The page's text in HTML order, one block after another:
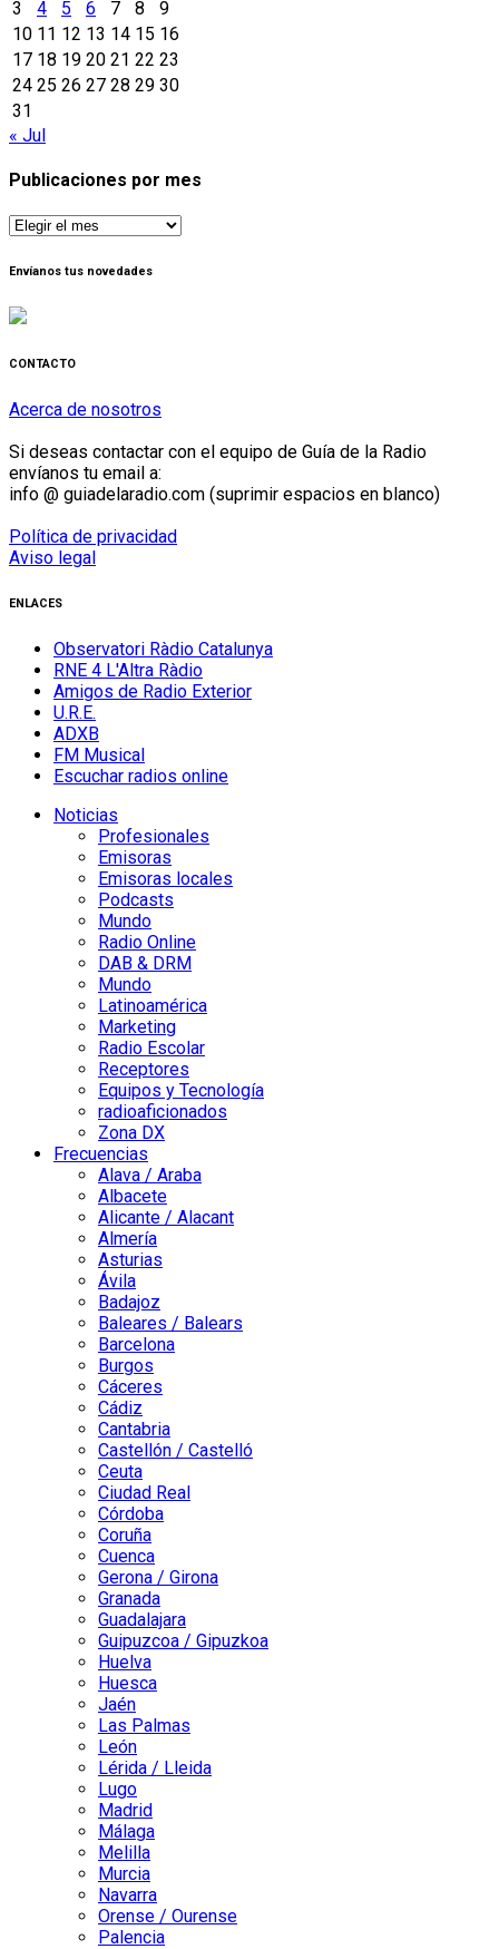
3
4 5 6 7 8
9
10 11 12 13 14 15 16
17 18 19 20 21 22 23
24 25 26 27 28 29 30
31
« Jul
Publicaciones por mes
Publicaciones
mes
Envíanos tus novedades
CONTACTO
Acerca de nosotros
Si deseas contactar con el equipo de Guía de la Radio
envíanos tu email a:
info @ guiadelaradio.com (suprimir espacios en blanco)
Política de privacidad
Aviso legal
ENLACES
Observatori Ràdio Catalunya
RNE 4 L'Altra Ràdio
Amigos de Radio Exterior
U.R.E.
ADXB
FM Musical
Escuchar radios online
Noticias
Profesionales
Emisoras
Emisoras locales
Podcasts
Mundo
Radio Online
DAB & DRM
Mundo
Latinoamérica
Marketing
Radio Escolar
Receptores
Equipos y Tecnología
radioaficionados
Zona DX
Frecuencias
Alava / Araba
Albacete
Alicante / Alacant
Almería
Asturias
Ávila
Badajoz
Baleares / Balears
Barcelona
Burgos
Cáceres
Cádiz
Cantabria
Castellón / Castelló
Ceuta
Ciudad Real
Córdoba
Coruña
Cuenca
Gerona / Girona
Granada
Guadalajara
Guipuzcoa / Gipuzkoa
Huelva
Huesca
Jaén
Las Palmas
León
Lérida / Lleida
Lugo
Madrid
Málaga
Melilla
Murcia
Navarra
Orense / Ourense
Palencia